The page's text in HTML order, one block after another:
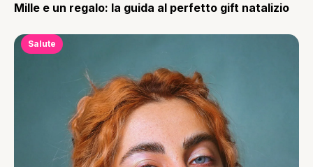
Mille e un regalo: la guida al perfetto gift natalizio
Salute